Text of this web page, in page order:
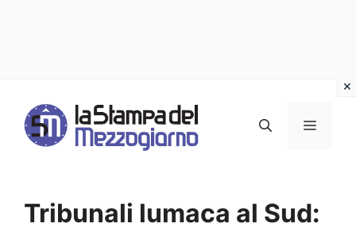
contenuto
MENU
Tribunali lumaca al Sud: